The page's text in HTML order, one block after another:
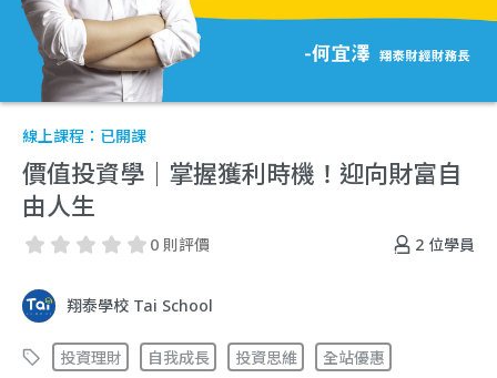
線上課程： 已開課
價值投資學｜掌握獲利時機！迎向財富自
由人生
2 位學員
0 則評價
翔泰學校 Tai School
投資理財 自我成長 投資思維 全站優惠